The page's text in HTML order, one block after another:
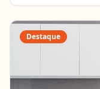
Destaque